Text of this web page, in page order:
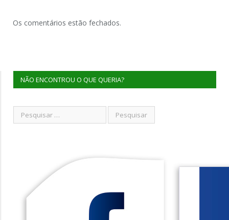
Os comentários estão fechados.
NÃO ENCONTROU O QUE QUERIA?